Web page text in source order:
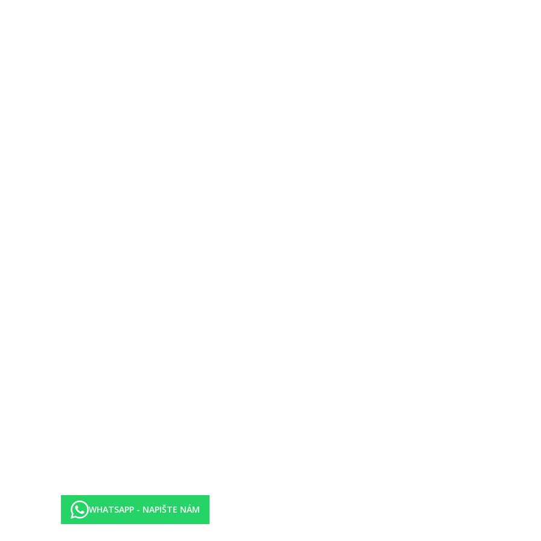
do sdíleného bazénu (Legendary Swim up Suite), ve vilkách v zahradě.
za pobyt zdarma, nutná rezervace, mezinárodní - bez rezervace)
WHATSAPP - NAPIŠTE NÁM